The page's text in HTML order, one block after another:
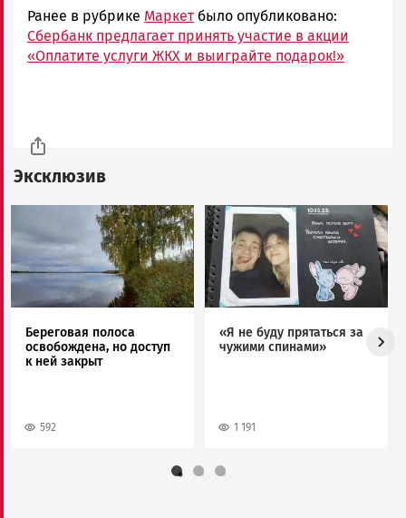
Ранее в рубрике Маркетбыло опубликовано:
Сбербанк предлагает принять участие в акции
«Оплатите услуги ЖКХ и выиграйте подарок!»
Эксклюзив
Береговая полоса
освобождена, но доступ
к ней закрыт
592
Image
«Я не буду прятаться за
чужими спинами»
1 191